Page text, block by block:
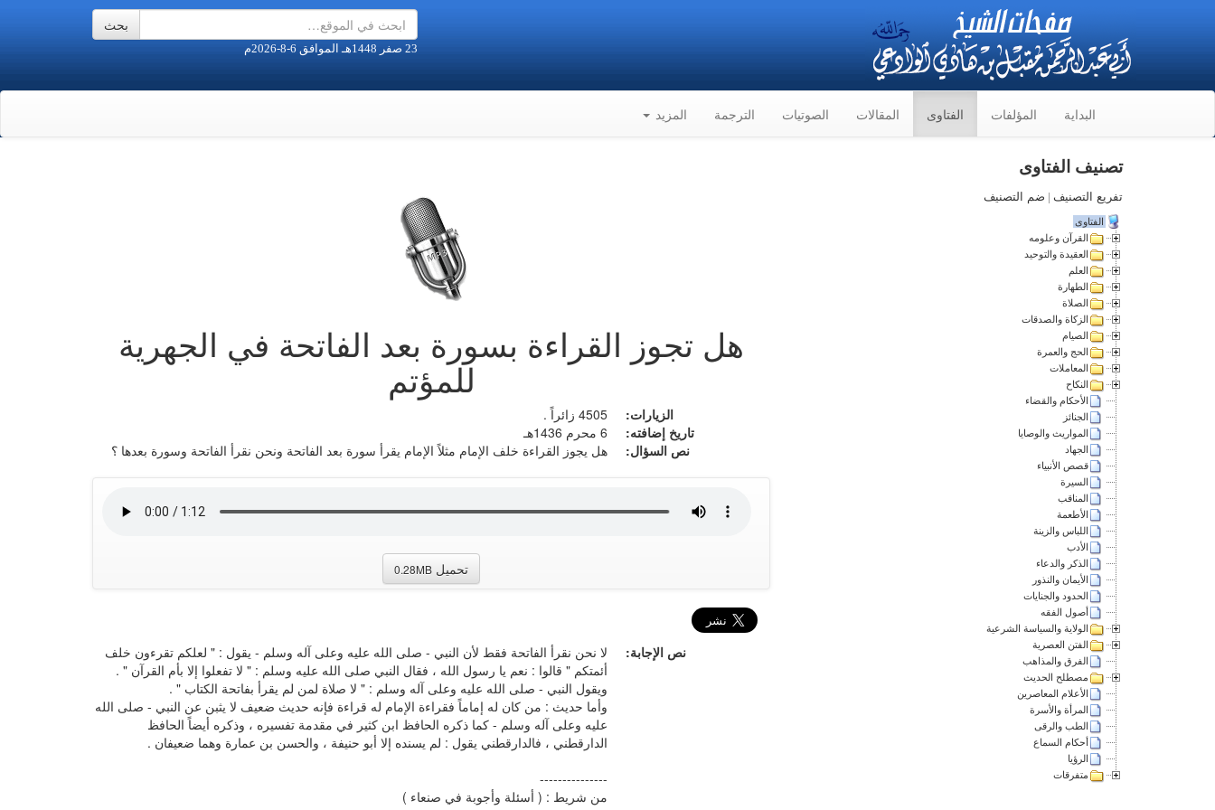
23 صفر 1448هـ الموافق 6-8-2026م
البداية المؤلفات الفتاوى المقالات الصوتيات الترجمة المزيد
هل تجوز القراءة بسورة بعد الفاتحة في الجهرية
للمؤتم
الزيارات:
4505 زائراً .
تاريخ إضافته:
6 محرم 1436هـ
نص السؤال:
هل يجوز القراءة خلف الإمام مثلاً الإمام يقرأ سورة بعد الفاتحة ونحن نقرأ الفاتحة وسورة بعدها ؟
تحميل 0.28MB
نص الإجابة:
لا نحن نقرأ الفاتحة فقط لأن النبي - صلى الله عليه وعلى آله وسلم - يقول : " لعلكم تقرءون خلف
أئمتكم " قالوا : نعم يا رسول الله ، فقال النبي صلى الله عليه وسلم : " لا تفعلوا إلا بأم القرآن " .
ويقول النبي - صلى الله عليه وعلى آله وسلم : " لا صلاة لمن لم يقرأ بفاتحة الكتاب " .
وأما حديث : من كان له إماماً فقراءة الإمام له قراءة فإنه حديث ضعيف لا يثبن عن النبي - صلى الله
عليه وعلى آله وسلم - كما ذكره الحافظ ابن كثير في مقدمة تفسيره ، وذكره أيضاً الحافظ
الدارقطني ، فالدارقطني يقول : لم يسنده إلا أبو حنيفة ، والحسن بن عمارة وهما ضعيفان .
---------------
من شريط : ( أسئلة وأجوبة في صنعاء )
تصنيف الفتاوى
تفريع التصنيف | ضم التصنيف
الفتاوى
القرآن وعلومه
العقيدة والتوحيد
العلم
الطهارة
الصلاة
الزكاة والصدقات
الصيام
الحج والعمرة
المعاملات
النكاح
الأحكام والقضاء
الجنائز
المواريث والوصايا
الجهاد
قصص الأنبياء
السيرة
المناقب
الأطعمة
اللباس والزينة
الأدب
الذكر والدعاء
الأيمان والنذور
الحدود والجنايات
أصول الفقه
الولاية والسياسة الشرعية
الفتن العصرية
الفرق والمذاهب
مصطلح الحديث
الأعلام المعاصرين
المرأة والأسرة
الطب والرقى
أحكام السماع
الرؤيا
متفرقات